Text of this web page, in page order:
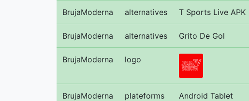
BrujaModerna alternatives T Sports Live APK
BrujaModerna alternatives Grito De Gol
BrujaModerna logo
BrujaModerna plateforms Android Tablet